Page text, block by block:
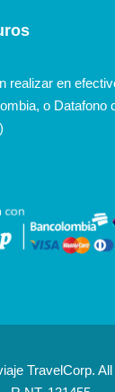
realizar en
o Datafono
TravelCorp.